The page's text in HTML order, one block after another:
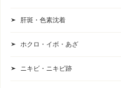
肝斑・色素沈着
ホクロ・イボ・あざ
ニキビ・ニキビ跡